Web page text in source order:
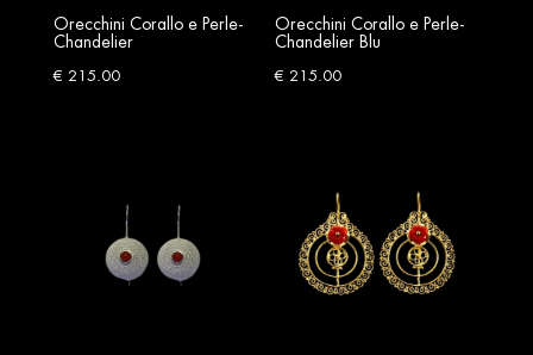
Orecchini Corallo e Perle-
Chandelier
€ 215.00
Orecchini Corallo e Perle-
Chandelier Blu
€ 215.00